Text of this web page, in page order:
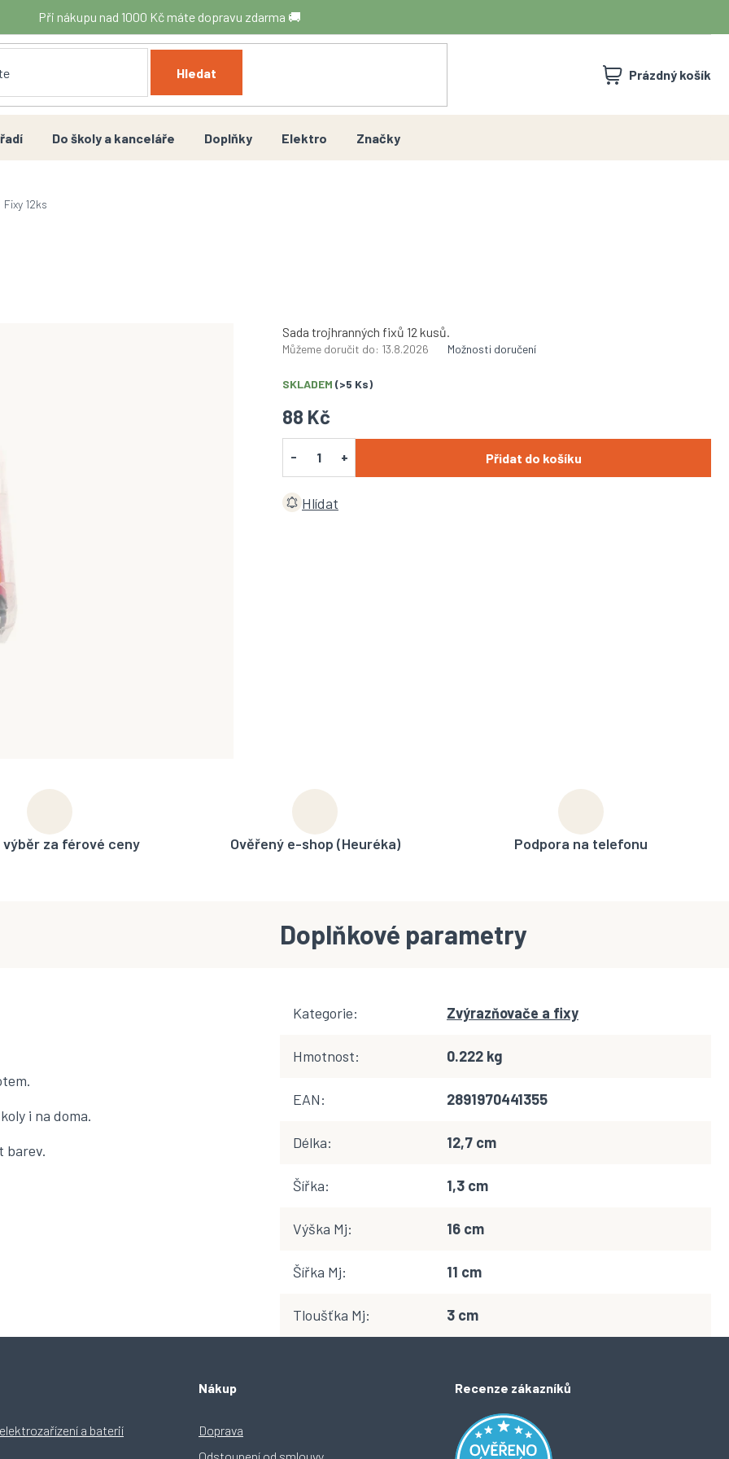
Při nákupu nad 1000 Kč máte dopravu zdarma 🚚
Hledat
NÁKUPNÍ
Prázdný košík
Do školy a kanceláře Doplňky Elektro Značky
Fixy 12ks
88 Kč
SKLADEM (>5 Ks)
Můžeme doručit do: 13.8.2026 Možnosti doručení
Přidat do košíku
Sada trojhranných fixů 12 kusů.
Hlídat
výběr za férové ceny Ověřený e-shop (Heuréka) Podpora na telefonu
i na doma.
barev.
Doplňkové parametry
Kategorie: Zvýrazňovače a fixy
Hmotnost: 0.222 kg
EAN: 2891970441355
Délka: 12,7 cm
Šířka: 1,3 cm
Výška Mj: 16 cm
Šířka Mj: 11 cm
Tloušťka Mj: 3 cm
a baterií
Nákup
Doprava
Recenze zákazníků